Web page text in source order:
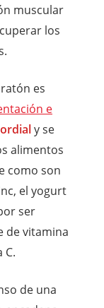
muscular
los
es
e
y se
alimentos
como son
el yogurt
ser
de vitamina
C.
de una